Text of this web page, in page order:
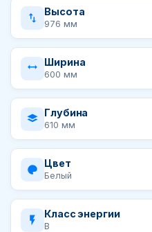
Высота
976 мм
Ширина
600 мм
Глубина
610 мм
Цвет
Белый
Класс энергии
B